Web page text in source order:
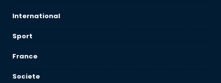
International
Sport
France
Societe